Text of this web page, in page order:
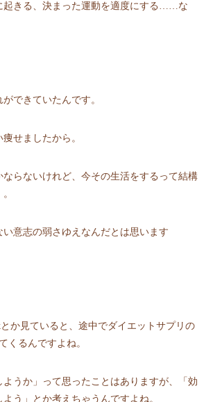
起きる、決まった運動を適度にする……な
できていたんです。
せましたから。
ならないけれど、今その⽣活をするって結構
い意志の弱さゆえなんだとは思います
か⾒ていると、途中でダイエットサプリの
くるんですよね。
うか」って思ったことはありますが、「効
う」とか考えちゃうんですよね。